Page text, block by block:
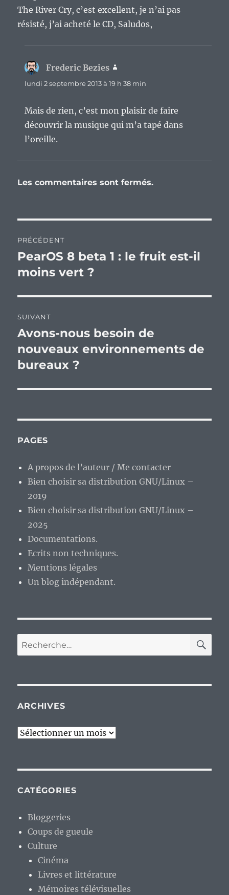
The River Cry, c’est excellent, je n’ai pas
résisté, j’ai acheté le CD, Saludos,
Frederic Bezies
lundi 2 septembre 2013 à 19 h 38 min
Mais de rien, c’est mon plaisir de faire
découvrir la musique qui m’a tapé dans
l’oreille.
Les commentaires sont fermés.
de
l’article
PRÉCÉDENT
Publication
précédente :
PearOS 8 beta 1 : le fruit est-il
moins vert ?
SUIVANT
Publication
suivante :
Avons-nous besoin de
nouveaux environnements de
bureaux ?
PAGES
A propos de l’auteur / Me contacter
Bien choisir sa distribution GNU/Linux –
2019
Bien choisir sa distribution GNU/Linux –
2025
Documentations.
Ecrits non techniques.
Mentions légales
Un blog indépendant.
Recherche
pour :
ARCHIVES
Archives
CATÉGORIES
Bloggeries
Coups de gueule
Culture
Cinéma
Livres et littérature
Mémoires télévisuelles